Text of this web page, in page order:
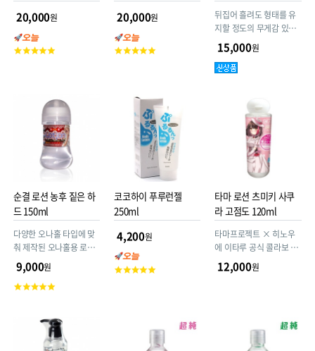
20,000원
고
20,000원
고
뒤집어 흘려도 형태를 유
지할 정도의 무게감 있는
고점도 농도로 배합한 뒤
전용 글리세린 프리 고점
도 로션. 민감한 부위를 고
착되어 장시간 하드 플레
이에도 대응합니다.
15,000원
순결 로션 농후 짙은 하
드 150ml
다양한 오나홀 타입에 맞
춰 제작된 오나홀용 로션
시리즈입니다.
9,000원
고
코코하이 푸루런젤
250ml
4,200원
고
타마 로션 츠미키 사쿠
라 고점도 120ml
타마프로젝트 × 히노우
에 이타루 공식 콜라보 상
품 끈적하고 미끈미끈한
기분 좋은 느낌 안심할 수
12,000원